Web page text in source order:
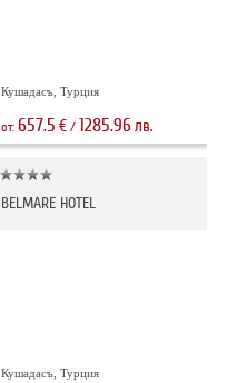
Кушадасъ, Турция
от:657.5 € / 1285.96 лв.
BELMARE HOTEL
Кушадасъ, Турция